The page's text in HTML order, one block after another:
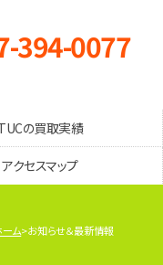
394-0077
の買取実績
アクセスマップ
ーム お知らせ＆最新情報